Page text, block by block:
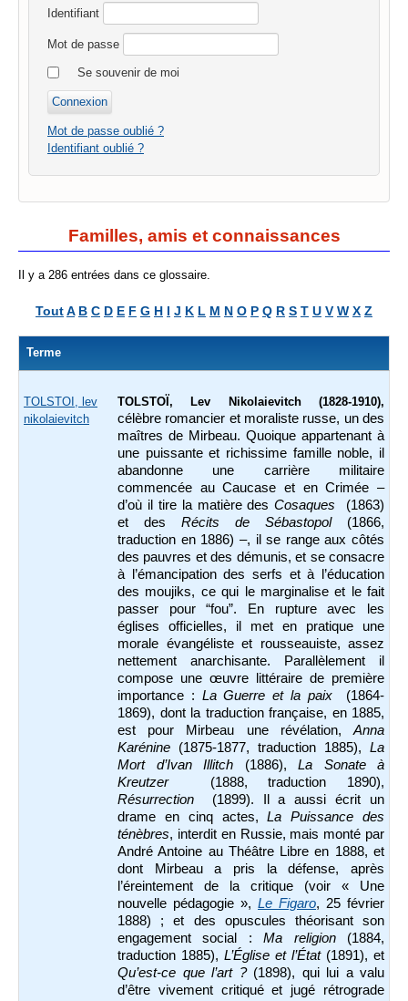
Identifiant
Mot de passe
Se souvenir de moi
Mot de passe oublié ?
Identifiant oublié ?
Familles, amis et connaissances
Il y a 286 entrées dans ce glossaire.
ToutA B C D E F G H I J K L M N O P Q R S T U V W X Z
Terme
TOLSTOI, lev
nikolaievitch
TOLSTOÏ, Lev Nikolaievitch (1828-1910),
célèbre romancier et moraliste russe, un des
maîtres de Mirbeau. Quoique appartenant à
une puissante et richissime famille noble, il
abandonne une carrière militaire
commencée au Caucase et en Crimée –
d’où il tire la matière desCosaques (1863)
et des Récits de Sébastopol (1866,
traduction en 1886) –, il se range aux côtés
des pauvres et des démunis, et se consacre
à l’émancipation des serfs et à l’éducation
des moujiks, ce qui le marginalise et le fait
passer pour “fou”. En rupture avec les
églises officielles, il met en pratique une
morale évangéliste et rousseauiste, assez
nettement anarchisante. Parallèlement il
compose une œuvre littéraire de première
importance : La Guerre et la paix (1864-
1869), dont la traduction française, en 1885,
est pour Mirbeau une révélation,Anna
Karénine (1875-1877, traduction 1885), La
Mort d’Ivan Illitch (1886), La Sonate à
Kreutzer (1888, traduction 1890),
Résurrection (1899). Il a aussi écrit un
drame en cinq actes,La Puissance des
ténèbres, interdit en Russie, mais monté par
André Antoine au Théâtre Libre en 1888, et
dont Mirbeau a pris la défense, après
l’éreintement de la critique (voir « Une
nouvelle pédagogie », Le Figaro, 25 février
1888) ; et des opuscules théorisant son
engagement social :Ma religion (1884,
traduction 1885), L’Église et l’État (1891), et
Qu’est-ce que l’art ? (1898), qui lui a valu
d’être vivement critiqué et jugé rétrograde